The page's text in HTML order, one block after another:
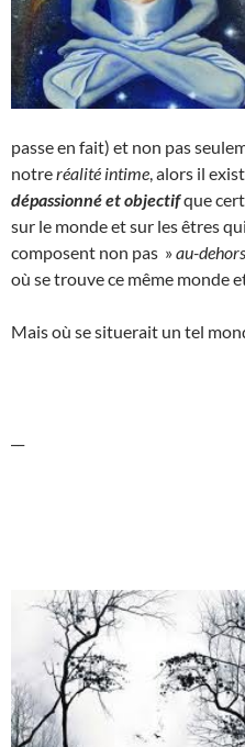
passe en fait) et non pas
notreréalité intime , alors il
dépassionné et objectifque
sur le monde et sur les êtres
composent non pas »au-dehors
où se trouve ce même monde
Mais où se situerait un tel